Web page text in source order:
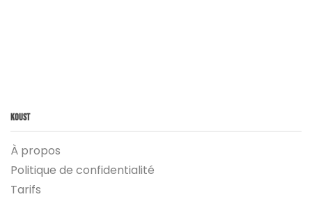
Koust
À propos
Politique de confidentialité
Tarifs